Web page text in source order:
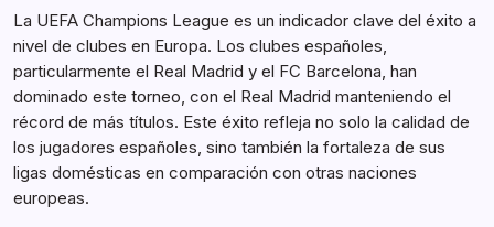
La UEFA Champions League es un indicador clave del éxito a
nivel de clubes en Europa. Los clubes españoles,
particularmente el Real Madrid y el FC Barcelona, han
dominado este torneo, con el Real Madrid manteniendo el
récord de más títulos. Este éxito refleja no solo la calidad de
los jugadores españoles, sino también la fortaleza de sus
ligas domésticas en comparación con otras naciones
europeas.